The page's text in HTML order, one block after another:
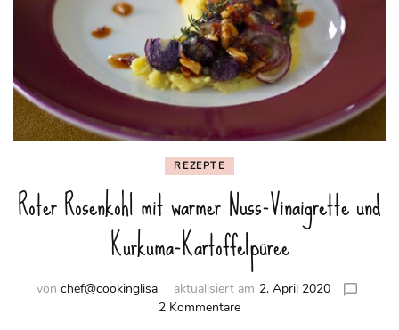
REZEPTE
Roter Rosenkohl mit warmer Nuss-Vinaigrette und
Kurkuma-Kartoffelpüree
von chef@cookinglisa aktualisiert am 2. April 2020
2 Kommentarezu